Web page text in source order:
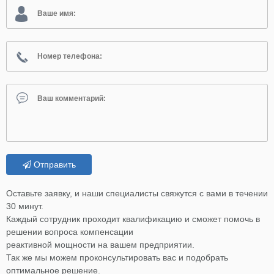
Отправить
Оставьте заявку, и наши специалисты свяжутся с вами в течении
30 минут.
Каждый сотрудник проходит квалификацию и сможет помочь в
решении вопроса компенсации
реактивной мощности на вашем предприятии.
Так же мы можем проконсультировать вас и подобрать
оптимальное решение.